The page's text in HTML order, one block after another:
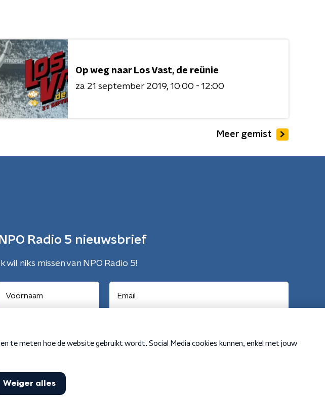
Op weg naar Los Vast, de reünie
za 21 september 2019 10:00 - 12:00
Meer gemist
NPO Radio 5 nieuwsbrief
Ik wil niks missen van NPO Radio 5!